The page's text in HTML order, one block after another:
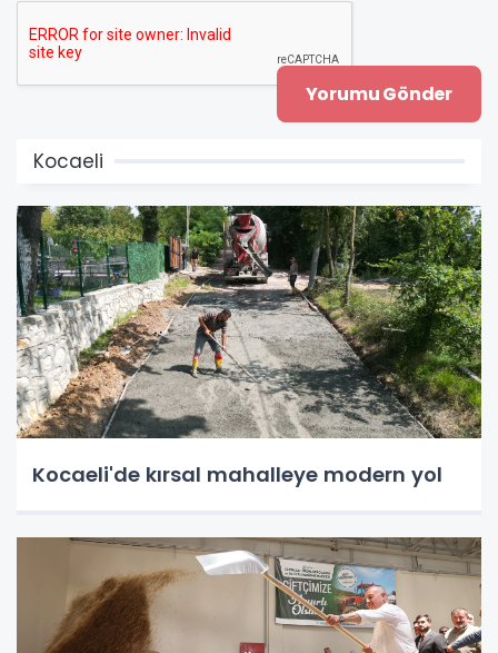
Kocaeli
Kocaeli'de kırsal mahalleye modern yol